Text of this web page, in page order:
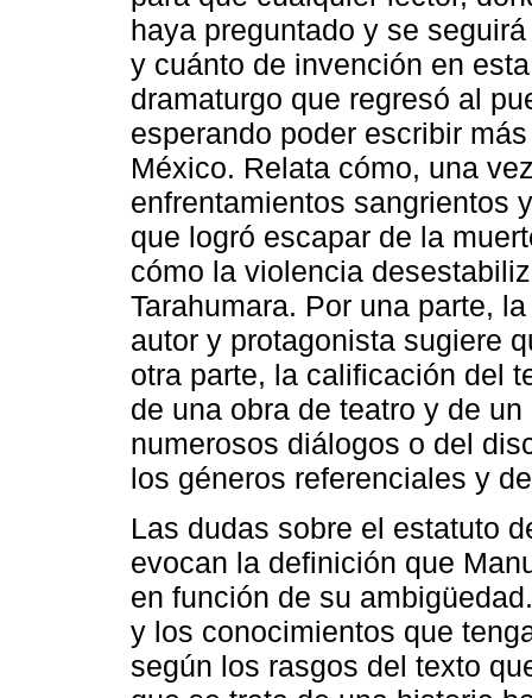
haya preguntado y se
y cuánto de invención en
dramaturgo que regresó al
esperando poder escribir
México. Relata cómo, una
enfrentamientos sangrientos
que logró escapar de la
cómo la violencia
Tarahumara. Por una parte,
autor y protagonista sugiere
otra parte, la calificación del
de una obra de teatro y de
numerosos diálogos o del
los géneros referenciales y
Las dudas sobre el estatuto
evocan la definición que
en función de su
y los conocimientos que
según los rasgos del texto